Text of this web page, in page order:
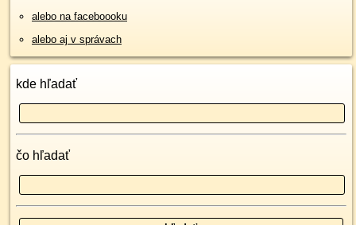
alebo na faceboooku
alebo aj v správach
kde hľadať
čo hľadať